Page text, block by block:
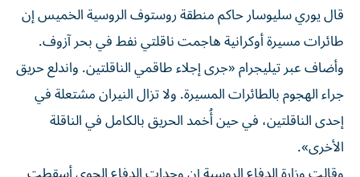
قال يوري سليوسار ‌حاكم منطقة روستوف الروسية ​الخميس ⁠إن
طائرات ‌مسيرة أوكرانية ‌هاجمت ناقلتي نفط في بحر آزوف.
وأضاف عبر ‌تيليجرام «جرى إجلاء طاقمي الناقلتين. ⁠واندلع حريق
جراء الهجوم بالطائرات المسيرة. ولا تزال النيران مشتعلة في
إحدى الناقلتين، في حين أُخمد ​الحريق بالكامل في الناقلة
‌الأخرى».